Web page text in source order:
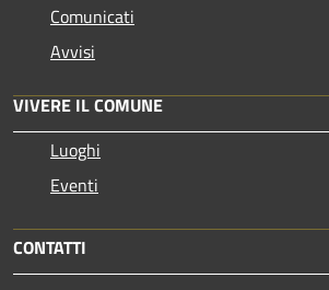
Comunicati
Avvisi
VIVERE IL COMUNE
Luoghi
Eventi
CONTATTI